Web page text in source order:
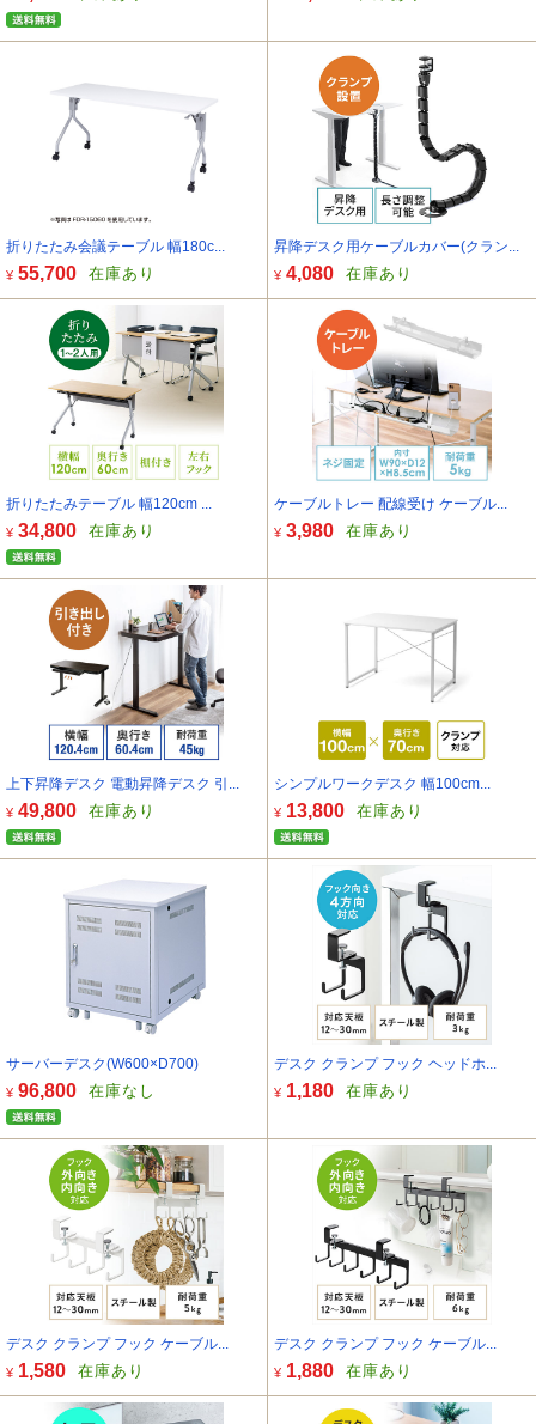
折りたたみ会議テーブル 幅180c...
¥ 55,700 在庫あり
昇降デスク用ケーブルカバー(クラン...
¥ 4,080 在庫あり
折りたたみテーブル 幅120cm ...
¥ 34,800 在庫あり
ケーブルトレー 配線受け ケーブル...
¥ 3,980 在庫あり
上下昇降デスク 電動昇降デスク 引...
¥ 49,800 在庫あり
シンプルワークデスク 幅100cm...
¥ 13,800 在庫あり
サーバーデスク(W600×D700)
¥ 96,800 在庫なし
デスク クランプ フック ヘッドホ...
¥ 1,180 在庫あり
デスク クランプ フック ケーブル...
¥ 1,580 在庫あり
デスク クランプ フック ケーブル...
¥ 1,880 在庫あり